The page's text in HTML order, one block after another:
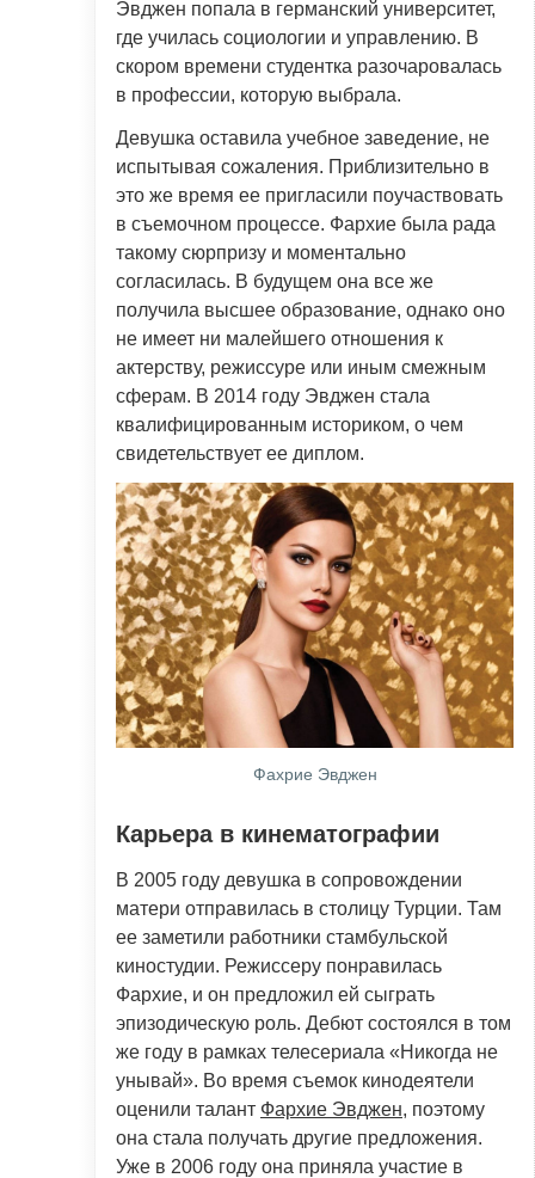
Эвджен попала в германский университет,
где училась социологии и управлению. В
скором времени студентка разочаровалась
в профессии, которую выбрала.
Девушка оставила учебное заведение, не
испытывая сожаления. Приблизительно в
это же время ее пригласили поучаствовать
в съемочном процессе. Фархие была рада
такому сюрпризу и моментально
согласилась. В будущем она все же
получила высшее образование, однако оно
не имеет ни малейшего отношения к
актерству, режиссуре или иным смежным
сферам. В 2014 году Эвджен стала
квалифицированным историком, о чем
свидетельствует ее диплом.
Фахрие Эвджен
Карьера в кинематографии
В 2005 году девушка в сопровождении
матери отправилась в столицу Турции. Там
ее заметили работники стамбульской
киностудии. Режиссеру понравилась
Фархие, и он предложил ей сыграть
эпизодическую роль. Дебют состоялся в том
же году в рамках телесериала «Никогда не
унывай». Во время съемок кинодеятели
оценили талант Фархие Эвджен, поэтому
она стала получать другие предложения.
Уже в 2006 году она приняла участие в